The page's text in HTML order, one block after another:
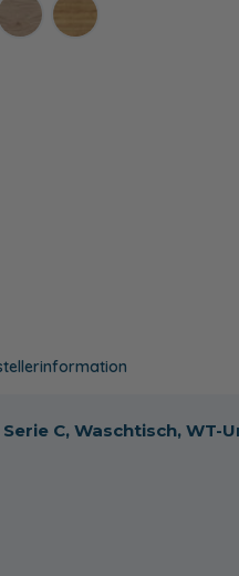
C, Waschtisch,